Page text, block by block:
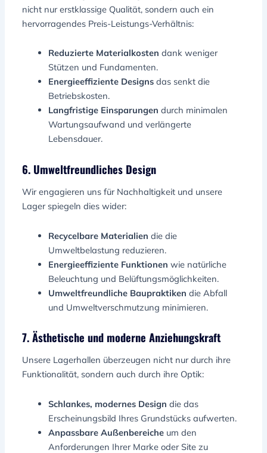
nicht nur erstklassige Qualität, sondern auch ein
hervorragendes Preis-Leistungs-Verhältnis:
Reduzierte Materialkosten dank weniger
Stützen und Fundamenten.
Energieeffiziente Designs das senkt die
Betriebskosten.
Langfristige Einsparungen durch minimalen
Wartungsaufwand und verlängerte
Lebensdauer.
6. Umweltfreundliches Design
Wir engagieren uns für Nachhaltigkeit und unsere
Lager spiegeln dies wider:
Recycelbare Materialien die die
Umweltbelastung reduzieren.
Energieeffiziente Funktionen wie natürliche
Beleuchtung und Belüftungsmöglichkeiten.
Umweltfreundliche Baupraktiken die Abfall
und Umweltverschmutzung minimieren.
7. Ästhetische und moderne Anziehungskraft
Unsere Lagerhallen überzeugen nicht nur durch ihre
Funktionalität, sondern auch durch ihre Optik:
Schlankes, modernes Design die das
Erscheinungsbild Ihres Grundstücks aufwerten.
Anpassbare Außenbereiche um den
Anforderungen Ihrer Marke oder Site zu